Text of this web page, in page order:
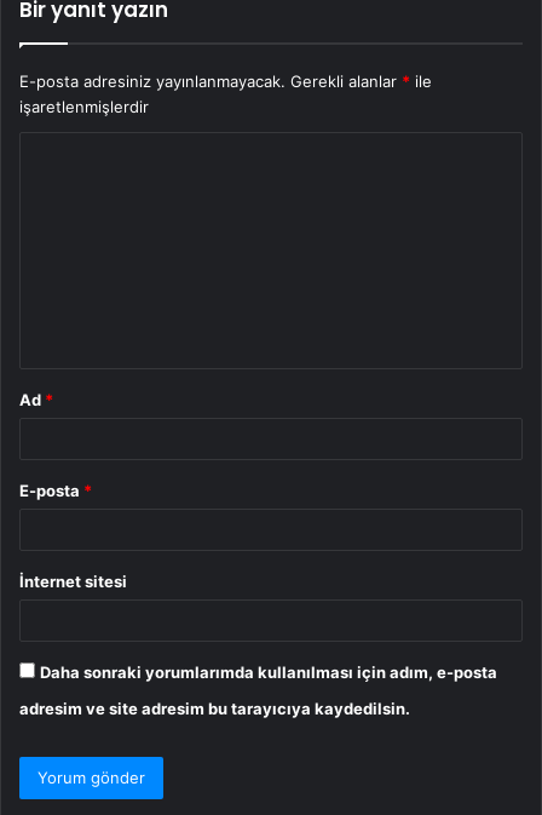
Bir yanıt yazın
E-posta adresiniz yayınlanmayacak. Gerekli alanlar * ile
işaretlenmişlerdir
Ad *
E-posta *
İnternet sitesi
Daha sonraki yorumlarımda kullanılması için adım, e-posta
adresim ve site adresim bu tarayıcıya kaydedilsin.